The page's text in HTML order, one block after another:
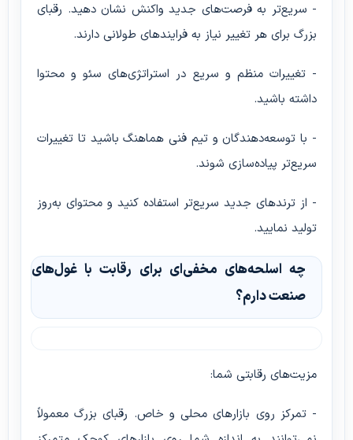
- سریع‌تر به فرصت‌های جدید واکنش نشان دهید. رقبای
بزرگ برای هر تغییر نیاز به فرایندهای طولانی دارند.
- تغییرات منظم و سریع در استراتژی‌های سئو و محتوا
داشته باشید.
- با توسعه‌دهندگان و تیم فنی هماهنگ باشید تا تغییرات
سریع‌تر پیاده‌سازی شوند.
- از ترندهای جدید سریع‌تر استفاده کنید و محتوای به‌روز
تولید نمایید.
چه اسلحه‌های مخفی‌ای برای رقابت با غول‌های
صنعت دارم؟
مزیت‌های رقابتی شما:
- تمرکز روی بازارهای محلی و خاص. رقبای بزرگ معمولاً